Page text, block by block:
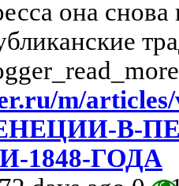
она снова
m/
В-
1848-ГОДА